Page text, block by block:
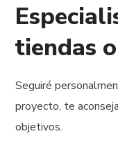
tiendas
Seguiré
proyecto, te
objetivos.